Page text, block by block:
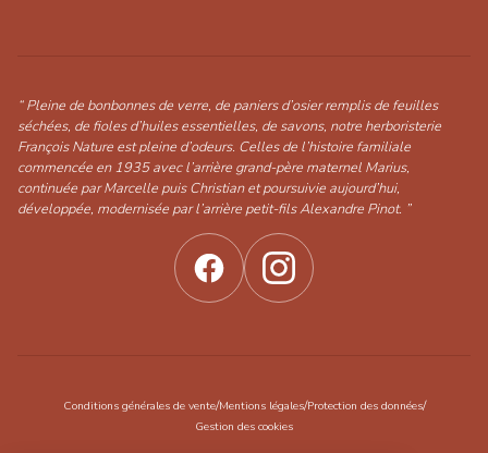
“ Pleine de bonbonnes de verre, de paniers d’osier remplis de feuilles
séchées, de fioles d’huiles essentielles, de savons, notre herboristerie
François Nature est pleine d’odeurs. Celles de l’histoire familiale
commencée en 1935 avec l’arrière grand-père maternel Marius,
continuée par Marcelle puis Christian et poursuivie aujourd’hui,
développée, modernisée par l’arrière petit-fils Alexandre Pinot. ”
Conditions générales de vente/Mentions légales/Protection des données/
Gestion des cookies